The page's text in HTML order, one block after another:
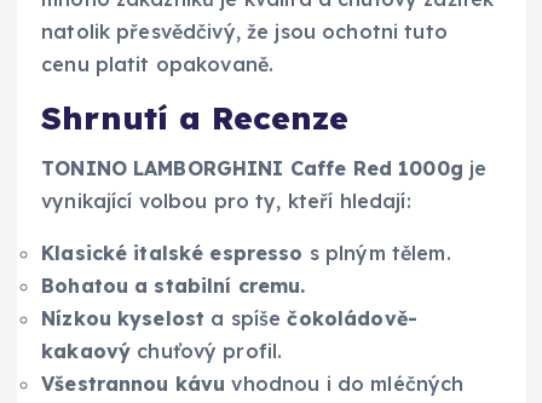
natolik přesvědčivý, že jsou ochotni tuto
cenu platit opakovaně.
Shrnutí a Recenze
TONINO LAMBORGHINI Caffe Red 1000g je
vynikající volbou pro ty, kteří hledají:
Klasické italské espresso s plným tělem.
Bohatou a stabilní cremu.
Nízkou kyselost a spíšečokoládově-
kakaový chuťový profil.
Všestrannou kávu vhodnou i do mléčných